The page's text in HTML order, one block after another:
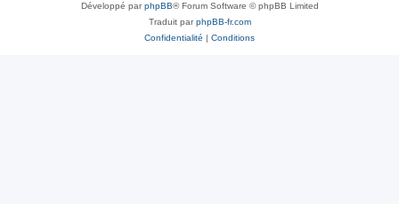
Développé parphpBB® Forum Software © phpBB Limited
Traduit parphpBB-fr.com
Confidentialité | Conditions